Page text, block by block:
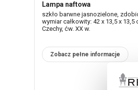
Lampa naftowa
szkło barwne jasnozielone,
wymiar całkowity: 42 x 13,5 x 13,5
Czechy, ćw. XX w.
Zobacz pełne informacje